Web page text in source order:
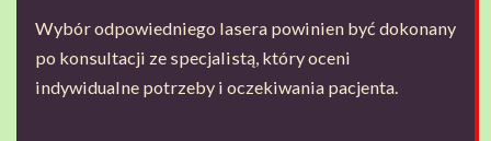
Wybór odpowiedniego lasera powinien być dokonany
po konsultacji ze specjalistą, który oceni
indywidualne potrzeby i oczekiwania pacjenta.